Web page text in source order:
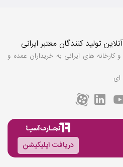
تولید کنندگان معتبر ایرانی
های ایرانی به خریداران عمده و
ای
دریافت اپلیکیشن